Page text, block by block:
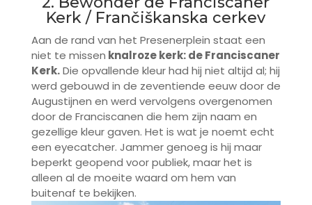
Kerk / Frančiškanska cerkev
Aan de rand van het Presenerplein staat een
niet te missen knalroze kerk: de Franciscaner
Kerk.Die opvallende kleur had hij niet altijd al; hij
werd gebouwd in de zeventiende eeuw door de
Augustijnen en werd vervolgens overgenomen
door de Franciscanen die hem zijn naam en
gezellige kleur gaven. Het is wat je noemt echt
een eyecatcher. Jammer genoeg is hij maar
beperkt geopend voor publiek, maar het is
alleen al de moeite waard om hem van
buitenaf te bekijken.